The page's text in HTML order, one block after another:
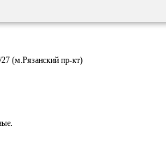
(м.Рязанский пр-кт)